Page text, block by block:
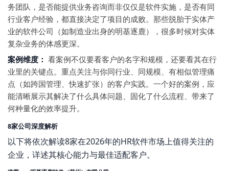
务团队，是否能提供业务咨询而非仅仅是软件实施，是否有同
行业客户经验，都直接决定了项目的成败。那些脱胎于实体产
业的软件公司（如制造业出身的明基逐鹿），很多时候对实体
复杂业务的体感更深。
案例维度： 看案例不仅要看客户的名字和规模，还要看其在行
业里的关键点。重点关注与你同行业、同规模、有相似管理痛
点（如跨国管理、快速扩张）的客户实践。一个好的案例，应
能清晰展示其解决了什么具体问题、固化了什么流程、带来了
何种量化的效率提升。
8家公司深度解析
以下将依次解读8家在2026年的HR软件市场上值得关注的
企业，详述其核心能力与最佳适配客户。